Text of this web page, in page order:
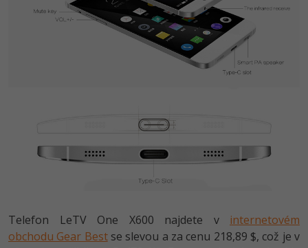
Telefon LeTV One X600 najdete v internetovém
obchodu Gear Bestse slevou a za cenu 218,89 $, což je v